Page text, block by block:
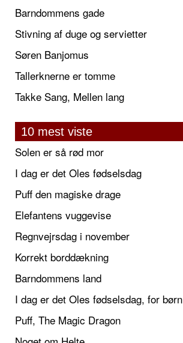
Barndommens gade
Stivning af duge og servietter
Søren Banjomus
Tallerknerne er tomme
Takke Sang, Mellen lang
10 mest viste
Solen er så rød mor
I dag er det Oles fødselsdag
Puff den magiske drage
Elefantens vuggevise
Regnvejrsdag i november
Korrekt borddækning
Barndommens land
I dag er det Oles fødselsdag, for børn
Puff, The Magic Dragon